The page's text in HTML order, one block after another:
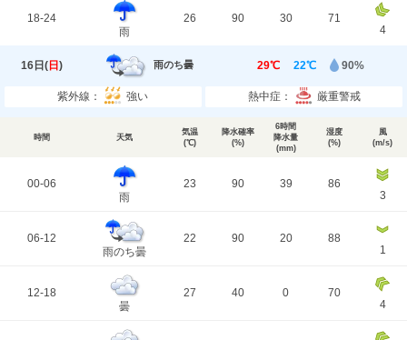
18-24
雨
26 90 30
71
4
16日(日 ) 雨のち曇 29℃ 22℃ 90%
紫外線： 強い 熱中症： 厳重警戒
時間 天気
気温
(℃)
降水確率
(%)
6時間
降水量
(mm)
湿度
(%)
風
(m/s)
00-06
雨
23 90 39
86
3
06-12
雨のち曇
22 90 20
88
1
12-18
曇
27 40 0
70
4